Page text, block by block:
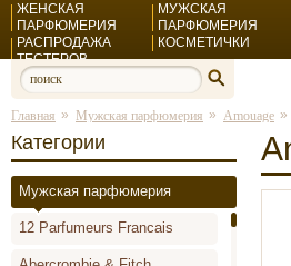
ЖЕНСКАЯ
ПАРФЮМЕРИЯ
МУЖСКАЯ
ПАРФЮМЕРИЯ
РАСПРОДАЖА
ТЕСТЕРОВ
КОСМЕТИЧКИ
Главная » Мужская парфюмерия » Amouage »
Категории
Мужская парфюмерия
12 Parfumeurs Francais